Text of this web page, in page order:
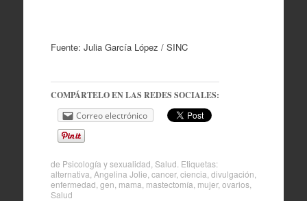
Fuente: Julia García López / SINC
COMPÁRTELO EN LAS REDES SOCIALES:
Correo electrónico
de Psicología y sexualidad Salud . Etiquetas:
alternativa Angelina Jolie cancer, ciencia divulgación
enfermedad gen mama mastectomía mujer, ovarios,
Salud